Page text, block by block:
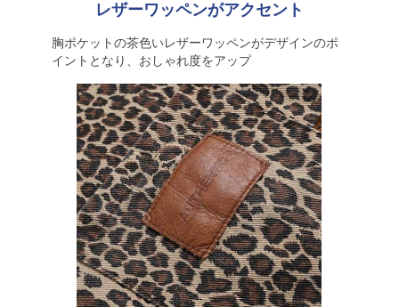
レザーワッペンがアクセント
胸ポケットの茶色いレザーワッペンがデザインのポ
イントとなり、おしゃれ度をアップ